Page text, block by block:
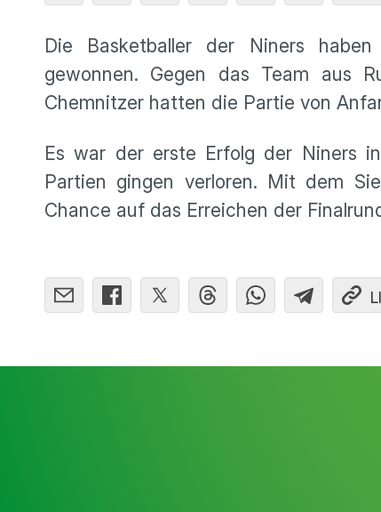
Die Basketballer der Niners
gewonnen. Gegen das Team aus
Chemnitzer hatten die Partie von
Es war der erste Erfolg der Niners
Partien gingen verloren. Mit dem
Chance auf das Erreichen der